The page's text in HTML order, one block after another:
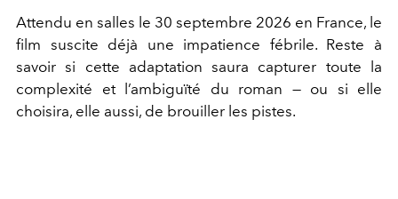
Attendu en salles le 30 septembre 2026 en France, le
film suscite déjà une impatience fébrile. Reste à
savoir si cette adaptation saura capturer toute la
complexité et l’ambiguïté du roman — ou si elle
choisira, elle aussi, de brouiller les pistes.